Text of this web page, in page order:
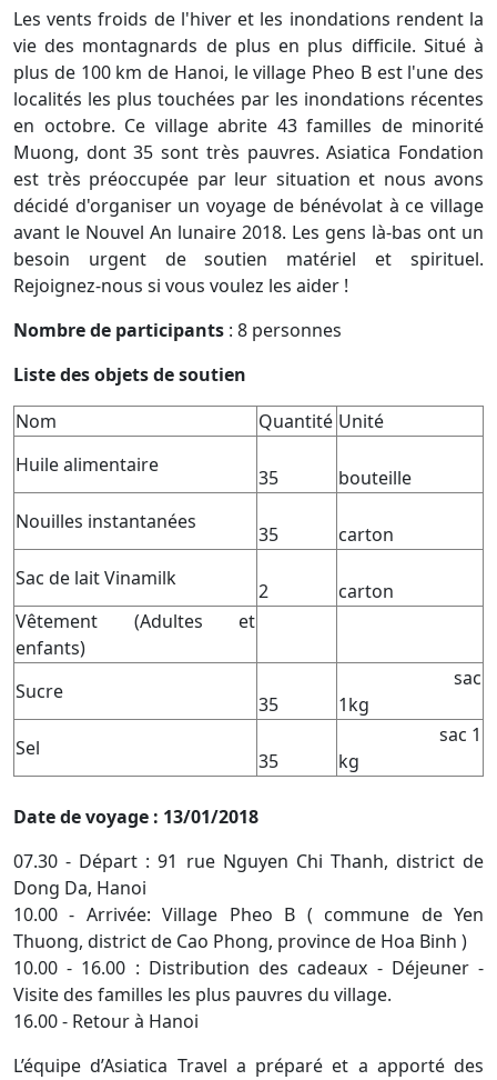
Les vents froids de l'hiver et les inondations rendent la
vie des montagnards de plus en plus difficile. Situé à
plus de 100 km de Hanoi, le village Pheo B est l'une des
localités les plus touchées par les inondations récentes
en octobre. Ce village abrite 43 familles de minorité
Muong, dont 35 sont très pauvres. Asiatica Fondation
est très préoccupée par leur situation et nous avons
décidé d'organiser un voyage de bénévolat à ce village
avant le Nouvel An lunaire 2018. Les gens là-bas ont un
besoin urgent de soutien matériel et spirituel.
Rejoignez-nous si vous voulez les aider !
Nombre de participants : 8 personnes
Liste des objets de soutien
Nom
Quantité Unité
Huile alimentaire
35
bouteille
Nouilles instantanées
35
carton
Sac de lait Vinamilk
2
carton
Vêtement (Adultes et
enfants)
Sucre
35
sac
1kg
Sel
35
sac 1
kg
Date de voyage : 13/01/2018
07.30 - Départ : 91 rue Nguyen Chi Thanh, district de
Dong Da, Hanoi
10.00 - Arrivée: Village Pheo B ( commune de Yen
Thuong, district de Cao Phong, province de Hoa Binh )
10.00 - 16.00 : Distribution des cadeaux - Déjeuner -
Visite des familles les plus pauvres du village.
16.00 - Retour à Hanoi
L’équipe d’Asiatica Travel a préparé et a apporté des